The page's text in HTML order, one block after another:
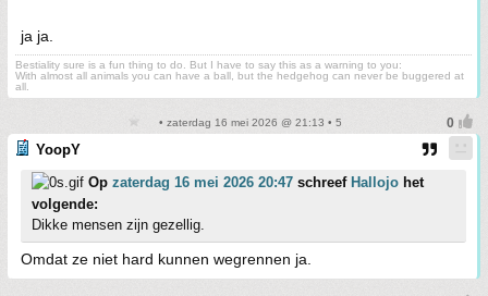
ja ja.
Bestiality sure is a fun thing to do. But I have to say this as a warning to you:
With almost all animals you can have a ball, but the hedgehog can never be buggered at
all.
• zaterdag 16 mei 2026 @ 21:13 • 5
YoopY
Op zaterdag 16 mei 2026 20:47 schreef Hallojo het
volgende:
Dikke mensen zijn gezellig.
Omdat ze niet hard kunnen wegrennen ja.